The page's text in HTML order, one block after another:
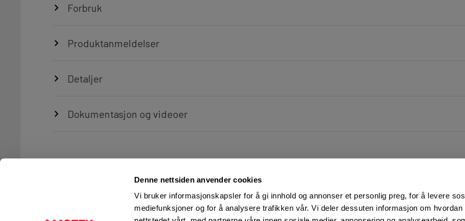
Denne nettsiden anvender cookies
Vi bruker informasjonskapsler for å gi innhold og annonser et personlig preg, for å levere
mediefunksjoner og for å analysere trafikken vår. Vi deler dessuten informasjon om hvordan
Forbruk
Produktanmeldelser
Detaljer
Dokumentasjon og videoer